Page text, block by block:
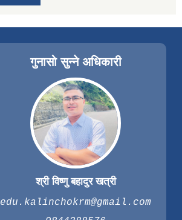
गुनासो सुन्ने अधिकारी
श्री विष्णु बहादुर खत्री
edu.kalinchokrm@gmail.com